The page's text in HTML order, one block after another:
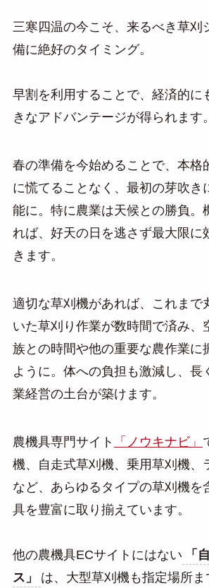
三寒四温の今こそ、来るべき草刈
備に絶好のタイミング。
早割を利用することで、経済的に
きなアドバンテージが得られます。
春の準備を今始めることで、本格
に慌てることなく、最初の芽吹き
能に。特に農業は天候との勝負。
れば、好天の日を逃さず最大限に
きます。
適切な草刈機があれば、これまで
いた草刈り作業が数時間で済み、
族との時間や他の重要な農作業に
ように。体への負担も激減し、長
業経営の土台が築けます。
農機具専門サイト 「ノウキナビ」
機、自走式草刈機、乗用草刈機、
など、あらゆるタイプの草刈機を
具を豊富に取り揃えています。
他の農機具ECサイトにはない
「
ス」
は、大型草刈機も指定場所ま